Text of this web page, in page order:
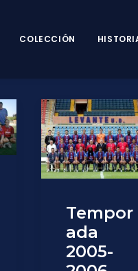
COLECCIÓN
Tempor
ada
2005-